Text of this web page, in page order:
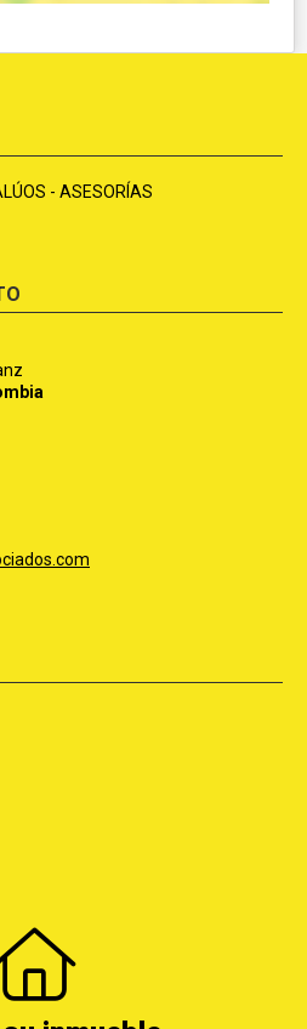
- ASESORÍAS